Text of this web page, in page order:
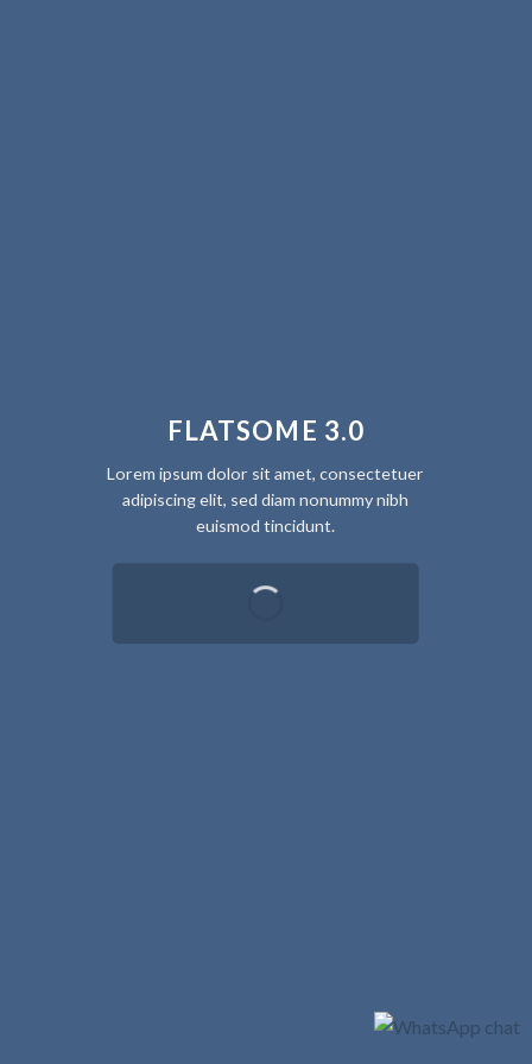
FLATSOME 3.0
Lorem ipsum dolor sit amet, consectetuer
adipiscing elit, sed diam nonummy nibh
euismod tincidunt.